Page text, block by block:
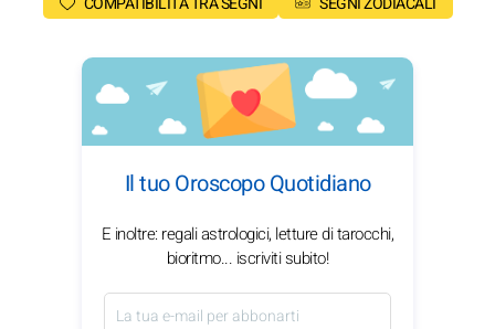
Il tuo Oroscopo Quotidiano
E inoltre: regali astrologici, letture di tarocchi,
bioritmo... iscriviti subito!